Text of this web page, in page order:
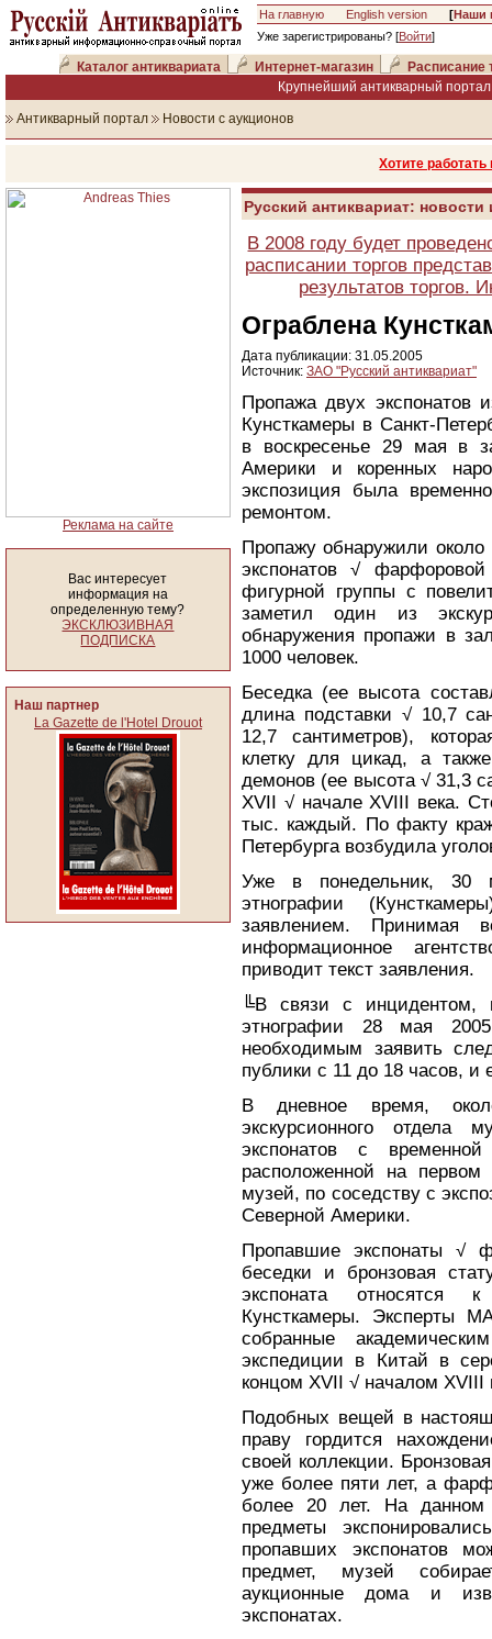
На главную English version [Наши
Уже зарегистрированы? [Войти]
Каталог антиквариата Интернет-магазин
Расписание
Крупнейший антикварный
Антикварный портал Новости с аукционов
Хотите
Реклама на сайте
Вас интересует
информация на
определенную тему?
ЭКСКЛЮЗИВНАЯ
ПОДПИСКА
Наш партнер
La Gazette de l'Hotel Drouot
Русский антиквариат:
В 2008 году будет
расписании торгов
результатов торгов.
Ограблена
Дата публикации: 31.05.2005
Источник: ЗАО "Русский антиквариат"
Пропажа двух экспонатов
Кунсткамеры в Санкт-
в воскресенье 29 мая в
Америки и коренных
экспозиция была
ремонтом.
Пропажу обнаружили около
экспонатов √
фигурной группы с
заметил один из
обнаружения пропажи в
1000 человек.
Беседка (ее высота
длина подставки √ 10,7
12,7 сантиметров),
клетку для цикад, а
демонов (ее высота √ 31,3
XVII √ начале XVIII века.
тыс. каждый. По факту
Петербурга возбудила
Уже в понедельник, 30
этнографии
заявлением. Принимая
информационное
приводит текст заявления.
╚В связи с инцидентом,
этнографии 28 мая
необходимым заявить
публики с 11 до 18 часов, и
В дневное время,
экскурсионного отдела
экспонатов с
расположенной на
музей, по соседству с
Северной Америки.
Пропавшие экспонаты √
беседки и бронзовая
экспоната относятся
Кунсткамеры. Эксперты
собранные
экспедиции в Китай в
концом XVII √ началом XVIII
Подобных вещей в
праву гордится
своей коллекции.
уже более пяти лет, а
более 20 лет. На
предметы
пропавших экспонатов
предмет, музей
аукционные дома и
экспонатах.